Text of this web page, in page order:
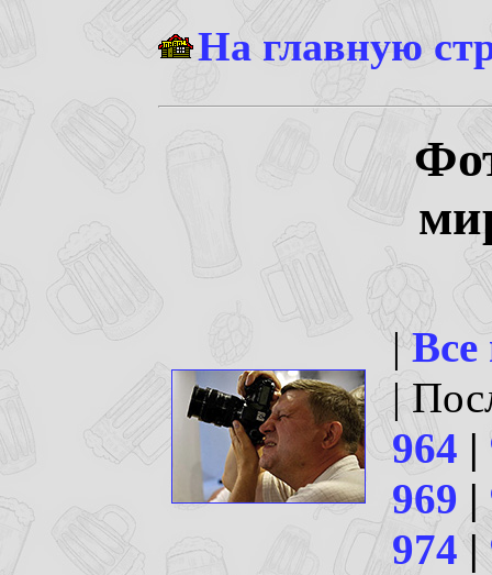
На главную
|
|
964 |
969 |
974|